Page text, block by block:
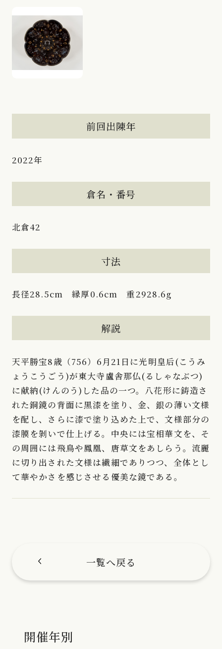
前回出陳年
2022年
倉名・番号
北倉42
寸法
長径28.5cm 縁厚0.6cm 重2928.6g
解説
天平勝宝8歳（756）6月21日に光明皇后(こうみ
ょうこうごう)が東大寺盧舎那仏(るしゃなぶつ)
に献納(けんのう)した品の一つ。八花形に鋳造さ
れた銅鏡の背面に黒漆を塗り、金、銀の薄い文様
を配し、さらに漆で塗り込めた上で、文様部分の
漆膜を剝いで仕上げる。中央には宝相華文を、そ
の周囲には飛鳥や鳳凰、唐草文をあしらう。流麗
に切り出された文様は繊細でありつつ、全体とし
て華やかさを感じさせる優美な鏡である。
一覧へ戻る
開催年別